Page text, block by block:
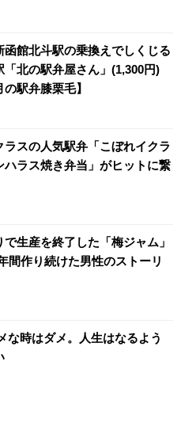
函館北斗駅の乗換えでしくじる
「北の駅弁屋さん」(1,300円)
の駅弁膝栗毛】
ラスの人気駅弁「こぼれイクラ
ハラス焼き弁当」がヒットに繋
生産を終了した「梅ジャム」
間作り続けた男性のストーリ
な時はダメ。人生はなるよう